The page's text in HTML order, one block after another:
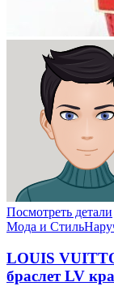
Посмотреть детали
Мода и Стиль
LOUIS
браслет LV